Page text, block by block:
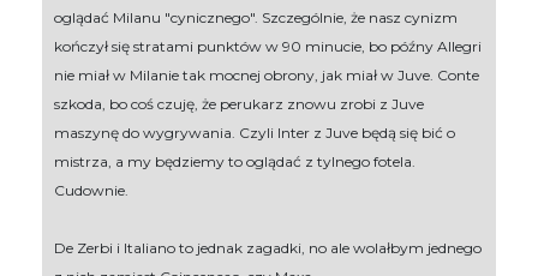
oglądać Milanu "cynicznego". Szczególnie, że nasz cynizm
kończył się stratami punktów w 90 minucie, bo późny Allegri
nie miał w Milanie tak mocnej obrony, jak miał w Juve. Conte
szkoda, bo coś czuję, że perukarz znowu zrobi z Juve
maszynę do wygrywania. Czyli Inter z Juve będą się bić o
mistrza, a my będziemy to oglądać z tylnego fotela.
Cudownie.
De Zerbi i Italiano to jednak zagadki, no ale wolałbym jednego